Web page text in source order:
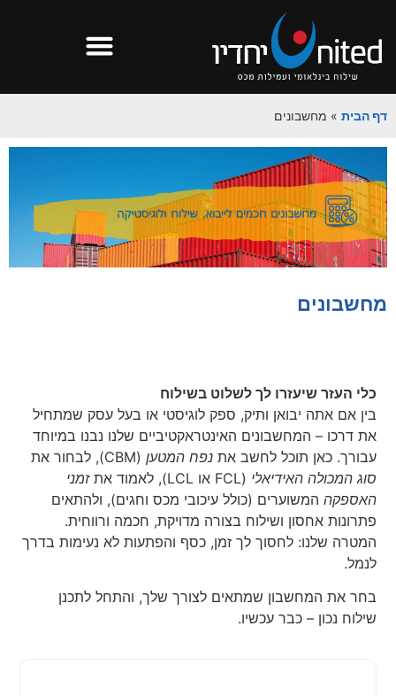
דף הבית » מחשבונים
מחשבונים
כלי העזר שיעזרו לך לשלוט בשילוח
בין אם אתה יבואן ותיק, ספק לוגיסטי או בעל עסק שמתחיל
את דרכו – המחשבונים האינטראקטיביים שלנו נבנו במיוחד
עבורך. כאן תוכל לחשב אתנפח המטען (CBM), לבחור את
סוג המכולה האידיאלי (FCL או LCL), לאמוד את
זמני
האספקה המשוערים (כולל עיכובי מכס וחגים), ולהתאים
פתרונות אחסון ושילוח בצורה מדויקת, חכמה ורווחית.
המטרה שלנו: לחסוך לך זמן, כסף והפתעות לא נעימות בדרך
לנמל.
בחר את המחשבון שמתאים לצורך שלך, והתחל לתכנן
שילוח נכון – כבר עכשיו.